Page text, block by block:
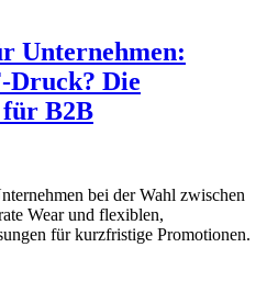
Unternehmen:
Druck? Die
für B2B
bei der Wahl zwischen
Wear und flexiblen,
für kurzfristige Promotionen.